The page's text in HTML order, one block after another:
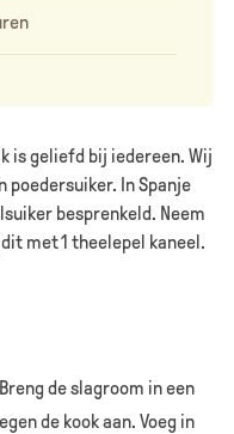
is geliefd bij iedereen. Wij
poedersuiker. In Spanje
besprenkeld. Neem
met 1 theelepel kaneel.
de slagroom in een
de kook aan. Voeg in